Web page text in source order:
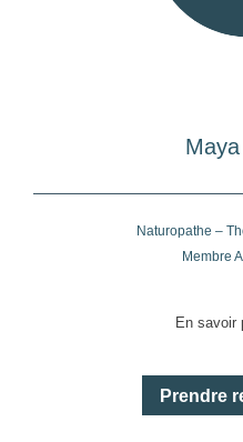
Naturopathe –
Membre
En
Prendre